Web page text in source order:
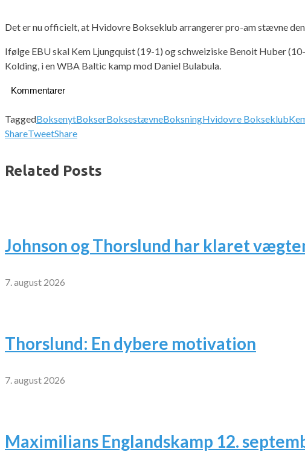
Det er nu officielt, at Hvidovre Bokseklub arrangerer pro-am stævne
Ifølge EBU skal Kem Ljungquist (19-1) og schweiziske Benoit Huber
Kolding, i en WBA Baltic kamp mod Daniel Bulabula.
Kommentarer
TaggedBoksenytBokserBoksestævneBoksningHvidovre Bokseklub
ShareTweetShare
Related Posts
Johnson og Thorslund har klaret
7. august 2026
Thorslund: En dybere motivation
7. august 2026
Maximilians Englandskamp 12.